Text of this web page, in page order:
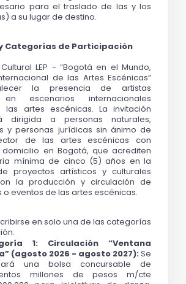
para el traslado de las y los
a su lugar de destino.
Categorías de Participación
LEP - “Bogotá en el Mundo,
de las Artes Escénicas”
la presencia de artistas
escenarios internacionales
las artes escénicas. La invitación
dirigida a personas naturales,
y personas jurídicas sin ánimo de
de las artes escénicas con
en Bogotá, que acrediten
mínima de cinco (5) años en la
proyectos artísticos y culturales
la producción y circulación de
eventos de las artes escénicas.
en solo una de las categorías
1: Circulación “Ventana
(agosto 2026 - agosto 2027): Se
una bolsa concursable de
millones de pesos m/cte